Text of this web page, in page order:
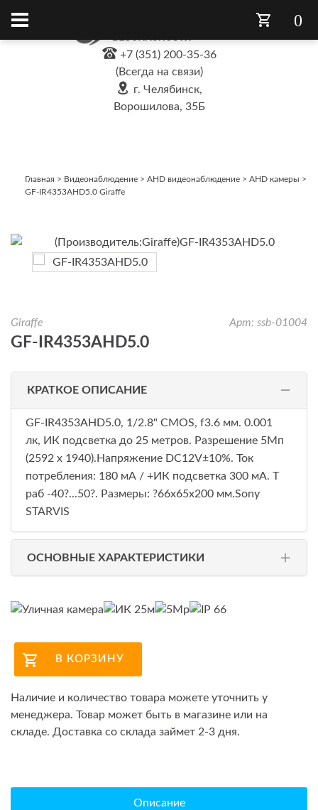
+7 (351) 200-35-36
(Всегда на связи)
г. Челябинск,
Ворошилова, 35Б
0
Главная > Видеонаблюдение > AHD видеонаблюдение > AHD камеры >
GF-IR4353AHD5.0 Giraffe
Giraffe Арт: ssb-01004
GF-IR4353AHD5.0
КРАТКОЕ ОПИСАНИЕ
GF-IR4353AHD5.0, 1/2.8" CMOS, f3.6 мм. 0.001
лк, ИК подсветка до 25 метров. Разрешение 5Мп
(2592 х 1940).Напряжение DC12V±10%. Ток
потребления: 180 мА / +ИК подсветка 300 мА. Т
раб -40?...50?. Размеры: ?66х65x200 мм.Sony
STARVIS
ОСНОВНЫЕ ХАРАКТЕРИСТИКИ
В КОРЗИНУ
Наличие и количество товара можете уточнить у
менеджера. Товар может быть в магазине или на
складе. Доставка со склада займет 2-3 дня.
Описание